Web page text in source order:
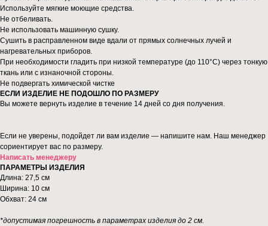
Используйте мягкие моющие средства.
Не отбеливать.
Не использовать машинную сушку.
Сушить в расправленном виде вдали от прямых солнечных лучей и
нагревательных приборов.
При необходимости гладить при низкой температуре (до 110°C) через тонкую
ткань или с изнаночной стороны.
Не подвергать химической чистке
ЕСЛИ ИЗДЕЛИЕ НЕ ПОДОШЛО ПО РАЗМЕРУ
Вы можете вернуть изделие в течение 14 дней со дня получения.
Если не уверены, подойдет ли вам изделие — напишите нам. Наш менеджер
сориентирует вас по размеру.
Написать менеджеру
ПАРАМЕТРЫ ИЗДЕЛИЯ
Длина: 27,5 см
Ширина: 10 см
Обхват: 24 см
*допустимая погрешность в параметрах изделия до 2 см.